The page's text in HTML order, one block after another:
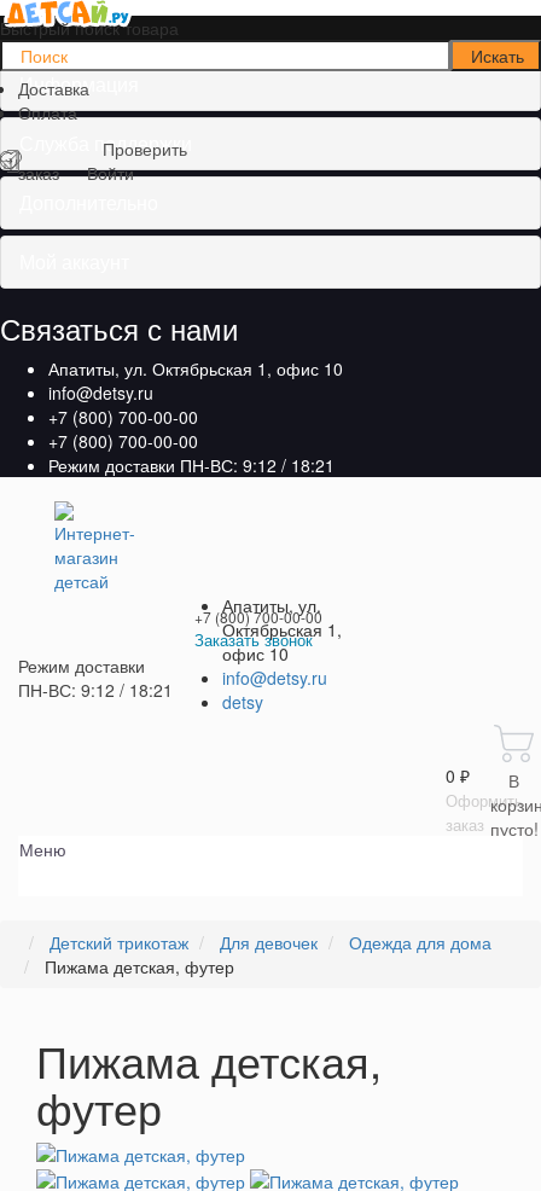
Быстрый поиск товара
Доставка
Оплата
Проверить
заказ
Войти
Информация
Служба поддержки
Связаться с нами
Апатиты, ул. Октябрьская 1, офис 10
info@detsy.ru
+7 (800) 700-00-00
+7 (800) 700-00-00
Режим доставки ПН-ВС: 9:12 / 18:21
+7 (800) 700-00-00
Заказать звонок
+7 (800) 700-00-00
Работаем без выходных
Апатиты, ул.
Октябрьская 1,
офис 10
info@detsy.ru
detsy
Режим доставки
ПН-ВС: 9:12 / 18:21
В
пусто!
0 ₽
Оформить
заказ
Меню
Детский трикотаж Для девочек
Одежда для дома
Пижама детская, футер
Пижама детская,
футер